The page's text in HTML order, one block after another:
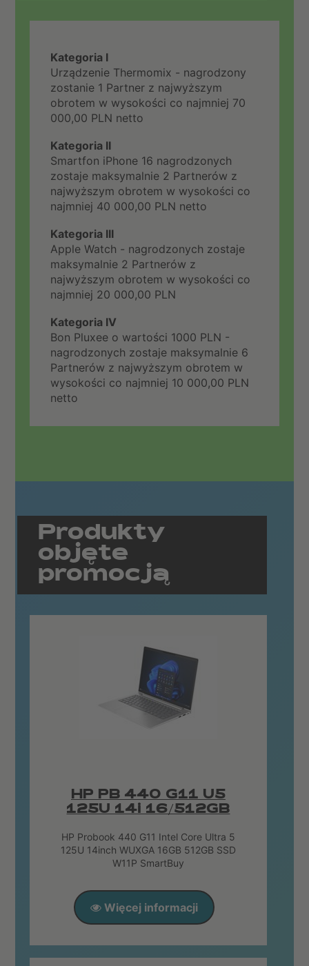
Kategoria I
Urządzenie Thermomix - nagrodzony
zostanie 1 Partner z najwyższym
obrotem w wysokości co najmniej 70
000,00 PLN netto
Kategoria II
Smartfon iPhone 16 nagrodzonych
zostaje maksymalnie 2 Partnerów z
najwyższym obrotem w wysokości co
najmniej 40 000,00 PLN netto
Kategoria III
Apple Watch - nagrodzonych zostaje
maksymalnie 2 Partnerów z
najwyższym obrotem w wysokości co
najmniej 20 000,00 PLN
Kategoria IV
Bon Pluxee o wartości 1000 PLN -
nagrodzonych zostaje maksymalnie 6
Partnerów z najwyższym obrotem w
wysokości co najmniej 10 000,00 PLN
netto
Produkty
objęte
promocją
HP PB 440 G11 U5
125U 14i 16/512GB
HP Probook 440 G11 Intel Core Ultra 5
125U 14inch WUXGA 16GB 512GB SSD
W11P SmartBuy
Więcej informacji